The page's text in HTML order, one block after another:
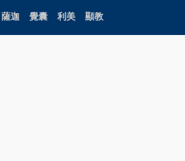
薩迦 覺囊 利美 顯教